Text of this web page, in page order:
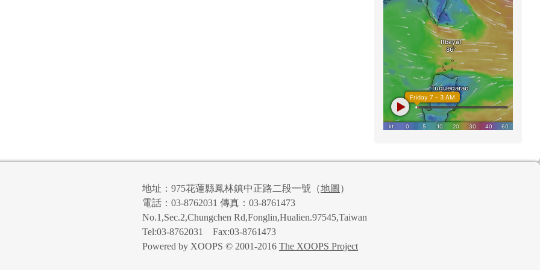
地址：975花蓮縣鳳林鎮中正路二段一號（地圖 ）
電話：03-8762031 傳真：03-8761473
No.1,Sec.2,Chungchen Rd,Fonglin,Hualien.97545,Taiwan
Tel:03-8762031 Fax:03-8761473
Powered by XOOPS © 2001-2016 The XOOPS Project